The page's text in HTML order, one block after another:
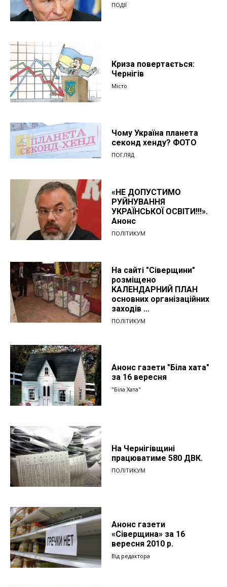
ПОДІЇ
Криза повертається:
Чернігів
Місто
Чому Україна планета
секонд хенду? ФОТО
ПОГЛЯД
«НЕ ДОПУСТИМО
РУЙНУВАННЯ
УКРАЇНСЬКОЇ ОСВІТИ!!!».
Анонс
ПОЛІТИКУМ
На сайті "Сіверщини"
розміщено
КАЛЕНДАРНИЙ ПЛАН
основних організаційних
заходів ...
ПОЛІТИКУМ
Анонс газети "Біла хата"
за 16 вересня
"Біла Хата"
На Чернігівщині
працюватиме 580 ДВК.
ПОЛІТИКУМ
Анонс газети
«Сіверщина» за 16
вересня 2010 р.
Від редактора